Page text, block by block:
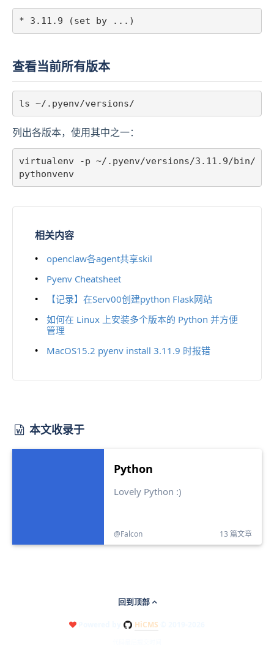
查看当前所有版本
列出各版本，使用其中之一：
virtualenv -p ~/.pyenv/versions/3.11.9/bin/
相关内容
openclaw各agent共享skil
Pyenv Cheatsheet
【记录】在Serv00创建python Flask网站
如何在 Linux 上安装多个版本的 Python 并方便
管理
MacOS15.2 pyenv install 3.11.9 时报错
本文收录于
Python
Lovely Python :)
@Falcon 13 篇文章
回到顶部
HiCMS